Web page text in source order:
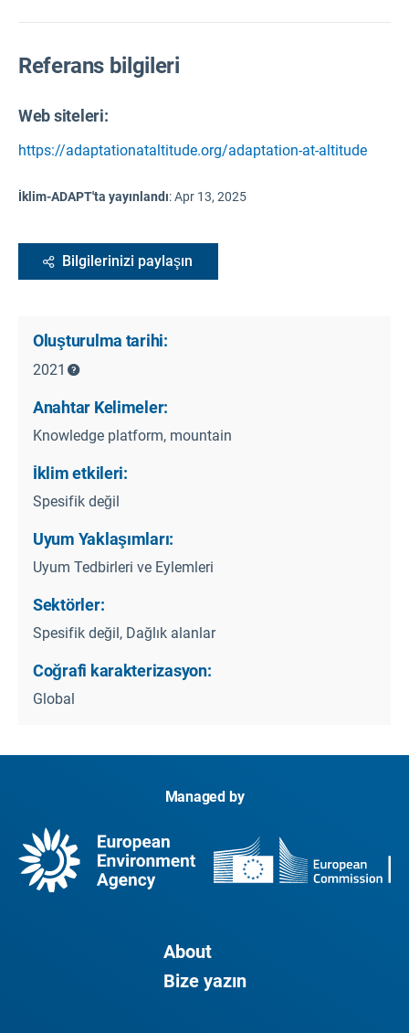
Referans bilgileri
Web siteleri:
https://adaptationataltitude.org/adaptation-at-altitude
İklim-ADAPT'ta yayınlandı:Apr 13, 2025
Bilgilerinizi paylaşın
Oluşturulma tarihi:
2021
Anahtar Kelimeler:
Knowledge platform, mountain
İklim etkileri:
Spesifik değil
Uyum Yaklaşımları:
Uyum Tedbirleri ve Eylemleri
Sektörler:
Spesifik değil, Dağlık alanlar
Coğrafi karakterizasyon:
Global
Managed by
About
Bize yazın